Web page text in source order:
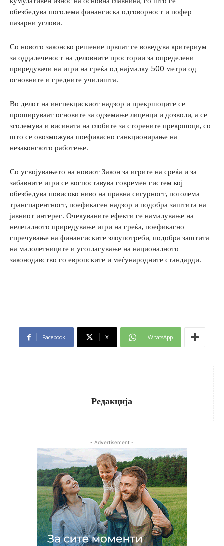
обезбедува поголема финансиска одговорност и пофер
пазарни услови.
Со новото законско решение првпат се воведува критериум
за оддалеченост на деловните простории за определени
приредувачи на игри на среќа од најмалку 500 метри од
основните и средните училишта.
Во делот на инспекцискиот надзор и прекршоците се
прошируваат основите за одземање лиценци и дозволи, а се
зголемува и висината на глобите за сторените прекршоци, со
што се овозможува поефикасно санкционирање на
незаконското работење.
Со усвојувањето на новиот Закон за игрите на среќа и за
забавните игри се воспоставува современ систем кој
обезбедува повисоко ниво на правна сигурност, поголема
транспарентност, поефикасен надзор и подобра заштита на
јавниот интерес. Очекуваните ефекти се намалување на
нелегалното приредување игри на среќа, поефикасно
спречување на финансиските злоупотреби, подобра заштита
на малолетниците и усогласување на националното
законодавство со европските и меѓународните стандарди.
Facebook X WhatsApp
Редакција
- Advertisement -